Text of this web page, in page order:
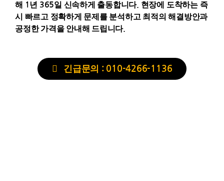
해 1년 365일 신속하게 출동합니다. 현장에 도착하는 즉
시 빠르고 정확하게 문제를 분석하고 최적의 해결방안과
공정한 가격을 안내해 드립니다.
긴급문의 : 010-4266-1136